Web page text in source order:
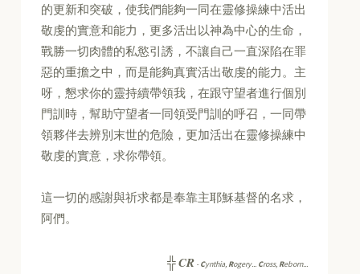
的更新和突破，使我們能夠一同在靈修操練中活出
敬虔的實意和能力，更多活出以神為中心的生命，
戰勝一切肉體的私慾引誘，不讓自己一直深陷在罪
惡的重擔之中，而是能夠真實活出敬虔的能力。主
呀，懇求你的靈持續帶領我，在跟守望者進行個別
門訓時，幫助守望者一同領受門訓的呼召，一同帶
領夥伴去辨別末世的危險，更加活出在靈修操練中
敬虔的實意，求你帶領。
這一切的感謝與祈求都是奉靠主耶穌基督的名求，
阿們。
╬CR -Cynthia, Rogery... Cross, Reborn...